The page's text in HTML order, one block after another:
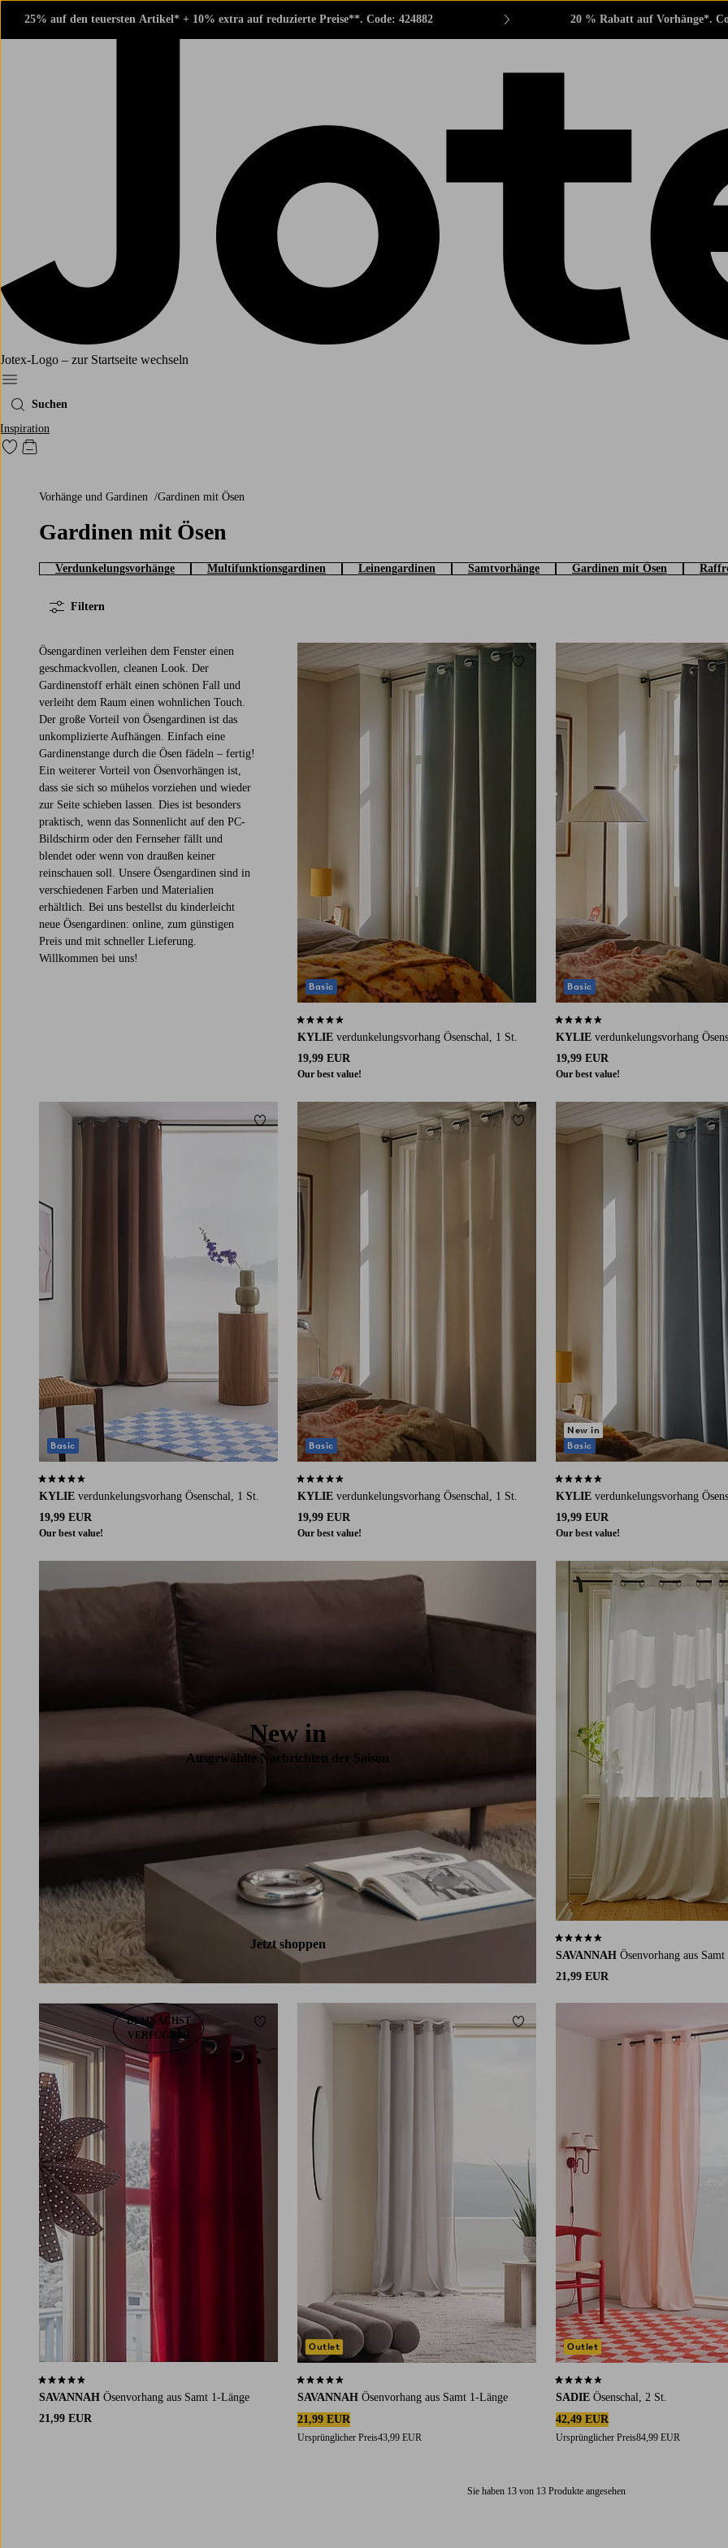
25% auf den teuersten Artikel* + 10% extra auf reduzierte Preise**. Code: 424882 20 % Rabatt auf Vorhänge*.
Jotex-Logo – zur Startseite wechseln
Ellos‘ Menü
Suchen
Inspiration
Zu den als Favoriten markierten Produkten gehen
Zum Warenkorb
Vorhänge und Gardinen Gardinen mit Ösen
Gardinen mit Ösen
Verdunkelungsvorhänge Multifunktionsgardinen Leinengardinen Samtvorhänge Gardinen mit Ösen
Filtern
Ösengardinen verleihen dem Fenster einen
geschmackvollen, cleanen Look. Der
Gardinenstoff erhält einen schönen Fall und
verleiht dem Raum einen wohnlichen Touch.
Der große Vorteil von Ösengardinen ist das
unkomplizierte Aufhängen. Einfach eine
Gardinenstange durch die Ösen fädeln – fertig!
Ein weiterer Vorteil von Ösenvorhängen ist,
dass sie sich so mühelos vorziehen und wieder
zur Seite schieben lassen. Dies ist besonders
praktisch, wenn das Sonnenlicht auf den PC-
Bildschirm oder den Fernseher fällt und
blendet oder wenn von draußen keiner
reinschauen soll. Unsere Ösengardinen sind in
verschiedenen Farben und Materialien
erhältlich. Bei uns bestellst du kinderleicht
neue Ösengardinen: online, zum günstigen
Preis und mit schneller Lieferung.
Willkommen bei uns!
KYLIE verdunkelungsvorhang Ösenschal, 1 St.
19,99 EUR
Our best value!
4,5 basierend auf 693 Bewertungen
Basic
Zu Favoriten hinzufügen
KYLIE verdunkelungsvorhang
19,99 EUR
Our best value!
4,5 basierend auf 693 Bewertungen
Basic
KYLIE verdunkelungsvorhang Ösenschal, 1 St.
19,99 EUR
Our best value!
4,5 basierend auf 693 Bewertungen
Basic
Zu Favoriten hinzufügen
KYLIE verdunkelungsvorhang Ösenschal, 1 St.
19,99 EUR
Our best value!
4,5 basierend auf 693 Bewertungen
Basic
Zu Favoriten hinzufügen
KYLIE verdunkelungsvorhang
19,99 EUR
Our best value!
4,5 basierend auf 693 Bewertungen
New in
Basic
New in
Ausgewählte Nachrichten der Saison
Jetzt shoppen
SAVANNAH Ösenvorhang aus
21,99 EUR
4,6 basierend auf 40 Bewertungen
SAVANNAH Ösenvorhang aus Samt 1-Länge
21,99 EUR
4,6 basierend auf 40 Bewertungen
DEMNÄCHST
VERFÜGBAR
Zu Favoriten hinzufügen
220
SAVANNAH Ösenvorhang aus Samt 1-Länge
21,99 EUR
Ursprünglicher Preis43,99 EUR
4,6 basierend auf 40 Bewertungen
Outlet
Zu Favoriten hinzufügen
SADIE Ösenschal, 2 St.
42,49 EUR
Ursprünglicher Preis84,99 EUR
3,9 basierend auf 19 Bewertungen
Outlet
Sie haben 13 von 13 Produkte angesehen